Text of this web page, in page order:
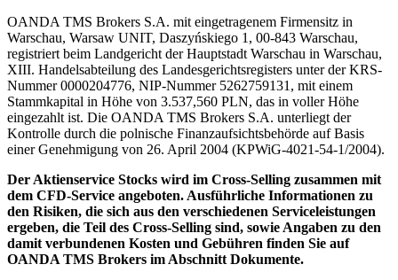
OANDA TMS Brokers S.A. mit eingetragenem Firmensitz in
Warschau, Warsaw UNIT, Daszyńskiego 1, 00-843 Warschau,
registriert beim Landgericht der Hauptstadt Warschau in Warschau,
XIII. Handelsabteilung des Landesgerichtsregisters unter der KRS-
Nummer 0000204776, NIP-Nummer 5262759131, mit einem
Stammkapital in Höhe von 3.537,560 PLN, das in voller Höhe
eingezahlt ist. Die OANDA TMS Brokers S.A. unterliegt der
Kontrolle durch die polnische Finanzaufsichtsbehörde auf Basis
einer Genehmigung von 26. April 2004 (KPWiG-4021-54-1/2004).
Der Aktienservice Stocks wird im Cross-Selling zusammen mit
dem CFD-Service angeboten. Ausführliche Informationen zu
den Risiken, die sich aus den verschiedenen Serviceleistungen
ergeben, die Teil des Cross-Selling sind, sowie Angaben zu den
damit verbundenen Kosten und Gebühren finden Sie auf
OANDA TMS Brokers im Abschnitt Dokumente.